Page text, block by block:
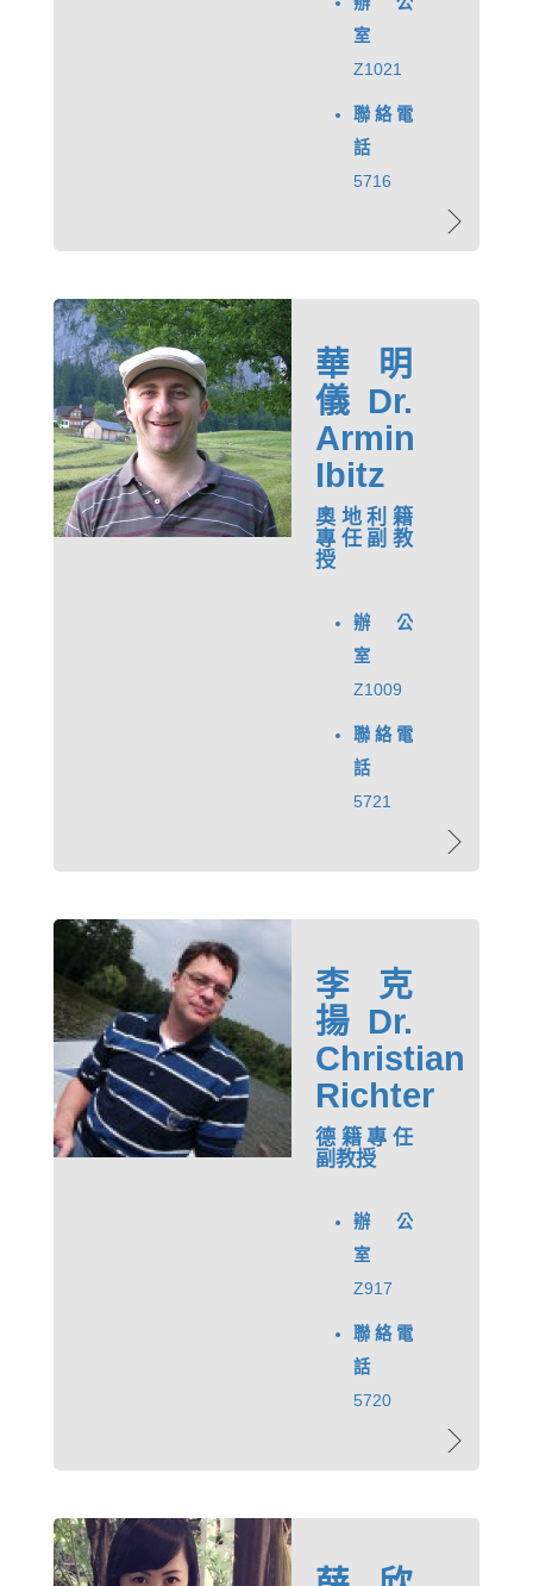
室
Z1021
聯絡電
話
5716
華明
儀 Dr.
Armin
Ibitz
奧地利籍
專任副教
授
辦公
室
Z1009
聯絡電
話
5721
李克
揚 Dr.
Christian
Richter
德籍專任
副教授
辦公
室
Z917
聯絡電
話
5720